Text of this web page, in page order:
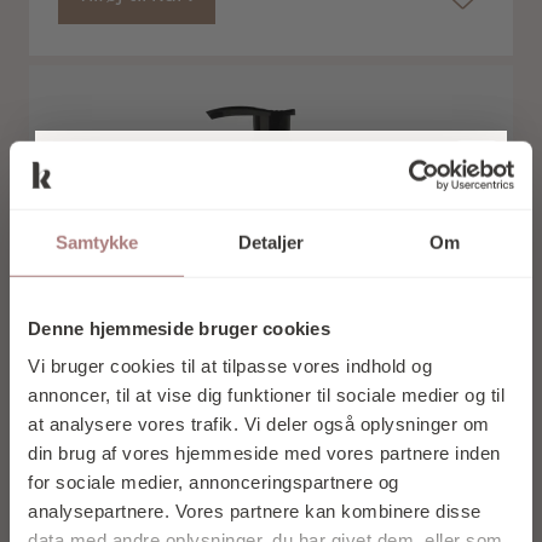
Samtykke Detaljer Om
Denne hjemmeside bruger cookies
Vi bruger cookies til at tilpasse vores indhold og
annoncer, til at vise dig funktioner til sociale medier og til
at analysere vores trafik. Vi deler også oplysninger om
din brug af vores hjemmeside med vores partnere inden
for sociale medier, annonceringspartnere og
analysepartnere. Vores partnere kan kombinere disse
TILMELD DIG
VORES
NYHEDSBREV
OG FÅ 10% I
RABAT PÅ DIT
FØRSTE KØB